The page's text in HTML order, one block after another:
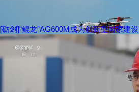
[砺剑]“鲲龙”AG600M成为创新型国家建